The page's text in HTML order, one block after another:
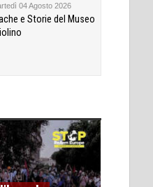
04 Agosto 2026
e Storie del Museo